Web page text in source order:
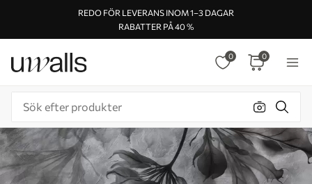
REDO FÖR LEVERANS INOM 1–3 DAGAR
RABATTER PÅ 40 %
0 0